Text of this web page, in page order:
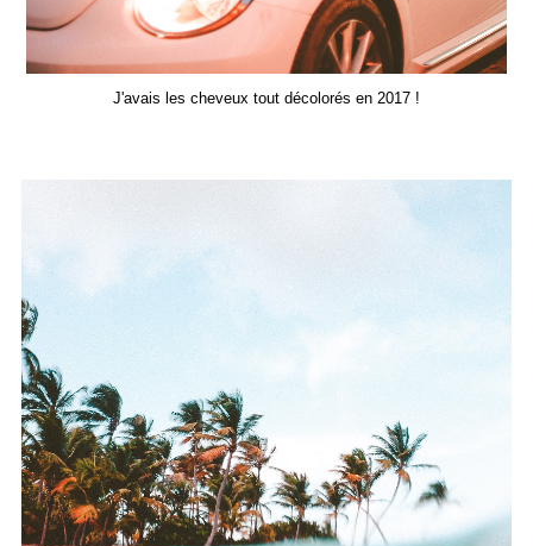
J'avais les cheveux tout décolorés en 2017 !